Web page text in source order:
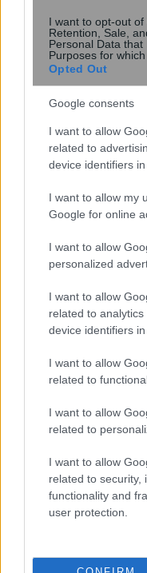
I want to opt-out of
Retention, Sale,
Personal Data
Purposes for
Opted Out
Google consents
I want to allow
related to
device identifiers in
I want to allow my
Google for online
I want to allow
personalized
I want to allow
related to
device identifiers in
I want to allow
related to
I want to allow
related to
I want to allow
related to security,
functionality and
user protection.
, 9 Ιουλίου 2019
“Σαφάρι”
ακινήτων για
μπαίνουν στο…
πρόστιμα
, 7 Ιουλίου 2019